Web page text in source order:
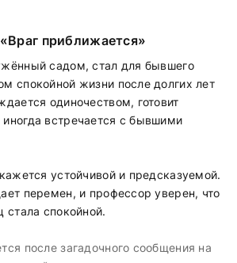
приближается»
садом, стал для бывшего
спокойной жизни после долгих лет
одиночеством, готовит
встречается с бывшими
устойчивой и предсказуемой.
перемен, и профессор уверен, что
стала спокойной.
после загадочного сообщения на